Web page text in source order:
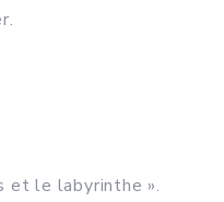
et le labyrinthe ».